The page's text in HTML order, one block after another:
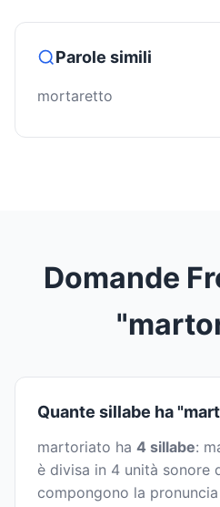
Parole simili
mortaretto
Domande
Quante sillabe ha
martoriato ha 4 sillabe:
è divisa in 4 unità sonore
compongono la